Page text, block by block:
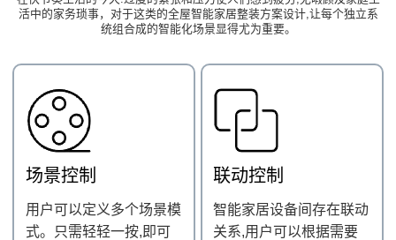
活中的家务琐事，对于这类的全屋智能家居整装方案设计,让每个独立系
统组合成的智能化场景显得尤为重要。
场景控制
用户可以定义多个场景模
式。只需轻轻一按,即可
联动控制
智能家居设备间存在联动
关系,用户可以根据需要